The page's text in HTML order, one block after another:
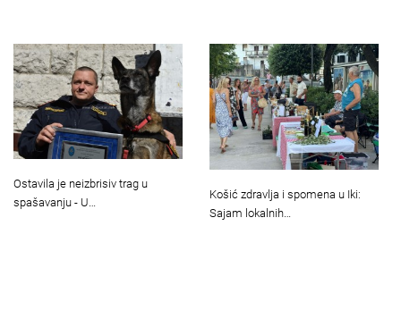
Ostavila je neizbrisiv trag u
spašavanju - U…
Košić zdravlja i spomena u Iki:
Sajam lokalnih…